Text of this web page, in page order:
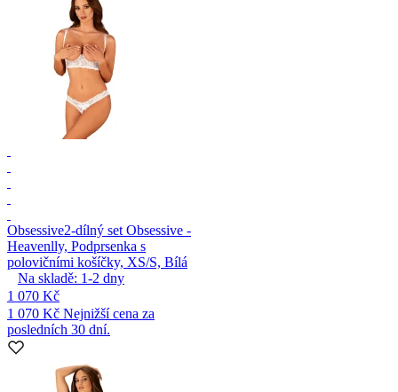
Obsessive2-dílný set Obsessive -
Heavenlly, Podprsenka s
polovičními košíčky, XS/S, Bílá
Na skladě: 1-2 dny
1 070 Kč
1 070 Kč Nejnižší cena za
posledních 30 dní.